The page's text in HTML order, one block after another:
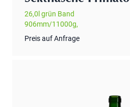
26,0l grün Band
906mm/11000g,
Preis auf Anfrage